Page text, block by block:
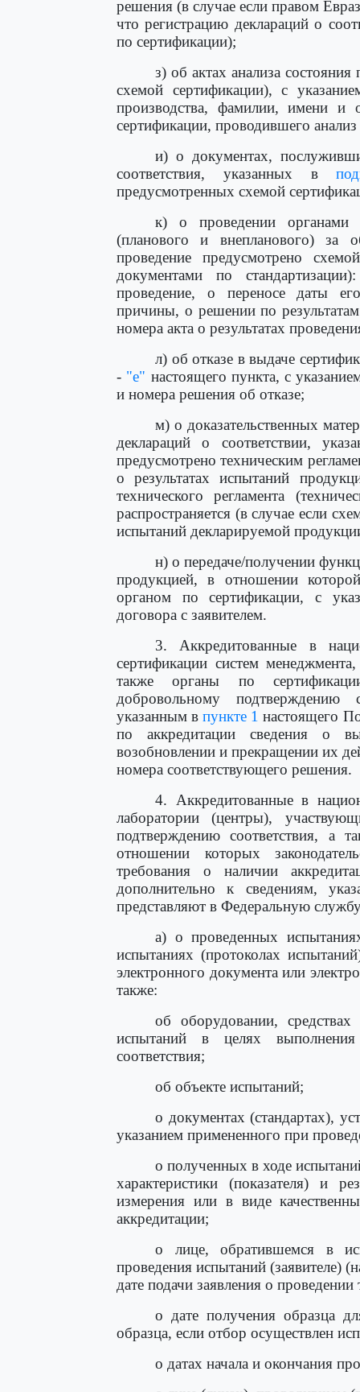
решения (в случае если правом
что регистрацию деклараций о
по сертификации);
з) об актах анализа
схемой сертификации), с
производства, фамилии, имени и
сертификации, проводившего
и) о документах,
соответствия, указанных в
предусмотренных схемой
к) о проведении органами
(планового и внепланового) за
проведение предусмотрено
документами по
проведение, о переносе даты
причины, о решении по
номера акта о результатах
л) об отказе в выдаче
- "е" настоящего пункта, с
и номера решения об отказе;
м) о доказательственных
деклараций о соответствии,
предусмотрено техническим
о результатах испытаний
технического регламента
распространяется (в случае если
испытаний декларируемой
н) о передаче/получении
продукцией, в отношении
органом по сертификации, с
договора с заявителем.
3. Аккредитованные в
сертификации систем
также органы по
добровольному подтверждению
указанным впункте 1 настоящего
по аккредитации сведения о
возобновлении и прекращении их
номера соответствующего решения.
4. Аккредитованные в
лаборатории (центры),
подтверждению соответствия, а
отношении которых
требования о наличии
дополнительно к сведениям,
представляют в Федеральную
а) о проведенных
испытаниях (протоколах
электронного документа или
также:
об оборудовании,
испытаний в целях
соответствия;
об объекте испытаний;
о документах (стандартах),
указанием примененного при
о полученных в ходе
характеристики (показателя) и
измерения или в виде
аккредитации;
о лице, обратившемся в
проведения испытаний (заявителе)
дате подачи заявления о
о дате получения образца
образца, если отбор осуществлен
о датах начала и окончания